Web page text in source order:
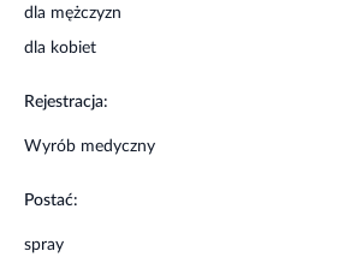
dolegliwości nie ustępują po 7 dniach
skonsultować się z lekarzem.
Przechowywać w miejscu niewidocznym i
dla mężczyzn
dla kobiet
Rejestracja:
Wyrób medyczny
Postać:
spray